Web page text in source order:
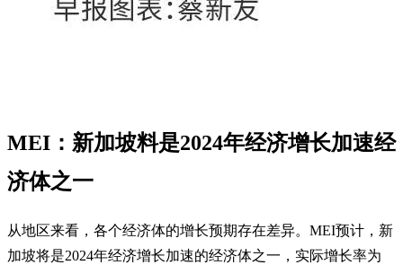
MEI：新加坡料是2024年经济增长加速经
济体之一
从地区来看，各个经济体的增长预期存在差异。MEI预计，新
加坡将是2024年经济增长加速的经济体之一，实际增长率为